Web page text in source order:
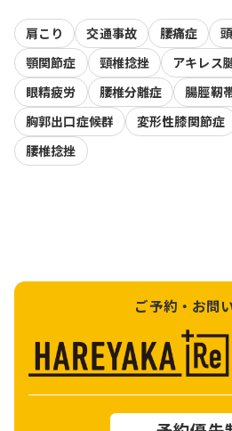
肩こり 交通事故 腰痛症
顎関節症
頸椎捻挫 アキレス
眼精疲労
腰椎分離症 腸脛靭
胸郭出口症候群
変形性膝関節症
腰椎捻挫
ご予約・お問